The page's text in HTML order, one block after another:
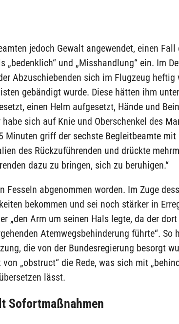
jedoch Gewalt angewendet, einen Fall
„bedenklich“ und „Misshandlung“ ein. Im
Abzuschiebenden sich im Flugzeug heftig
gebändigt wurde. Diese hätten ihm
einen Helm aufgesetzt, Hände und
sich auf Knie und Oberschenkel des
Minuten griff der sechste Begleitbeamte mit
des Rückzuführenden und drückte
dazu zu bringen, sich zu beruhigen.“
Fesseln abgenommen worden. Im Zuge
bekommen und sei noch stärker in
„den Arm um seinen Hals legte, da der
Atemwegsbehinderung führte“. So
die von der Bundesregierung besorgt
„obstruct“ die Rede, was sich mit
lässt.
Sofortmaßnahmen